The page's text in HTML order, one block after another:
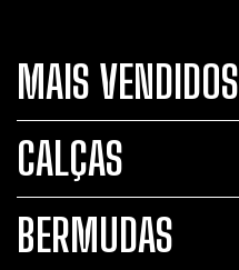
MAIS VENDIDOS
CALÇAS
BERMUDAS